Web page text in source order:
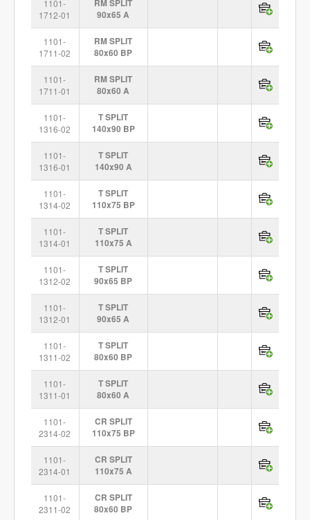
1101-
1712-01
RM SPLIT
90x65 A
1101-
1711-02
RM SPLIT
80x60 BP
1101-
1711-01
RM SPLIT
80x60 A
1101-
1316-02
T SPLIT
140x90 BP
1101-
1316-01
T SPLIT
140x90 A
1101-
1314-02
T SPLIT
110x75 BP
1101-
1314-01
T SPLIT
110x75 A
1101-
1312-02
T SPLIT
90x65 BP
1101-
1312-01
T SPLIT
90x65 A
1101-
1311-02
T SPLIT
80x60 BP
1101-
1311-01
T SPLIT
80x60 A
1101-
2314-02
CR SPLIT
110x75 BP
1101-
2314-01
CR SPLIT
110x75 A
1101-
2311-02
CR SPLIT
80x60 BP